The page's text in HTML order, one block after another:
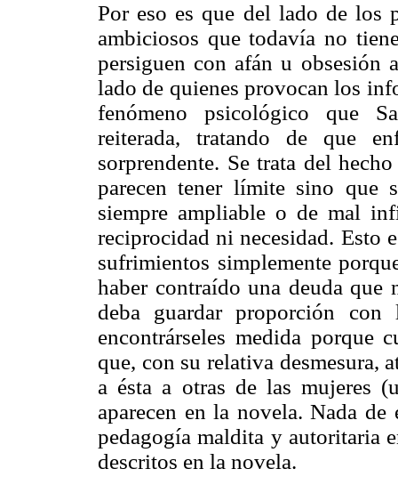
Por eso es que del lado de los
ambiciosos que todavía no
persiguen con afán u obsesión
lado de quienes provocan los
fenómeno psicológico que
reiterada, tratando de que
sorprendente. Se trata del
parecen tener límite sino que
siempre ampliable o de mal
reciprocidad ni necesidad. Esto
sufrimientos simplemente
haber contraído una deuda que
deba guardar proporción
encontrárseles medida porque
que, con su relativa desmesura,
a ésta a otras de las mujeres
aparecen en la novela. Nada
pedagogía maldita y autoritaria
descritos en la novela.